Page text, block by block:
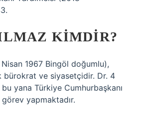
KIMDIR?
1967 Bingöl doğumlu),
bürokrat ve siyasetçidir. Dr. 4
yana Türkiye Cumhurbaşkanı
görev yapmaktadır.